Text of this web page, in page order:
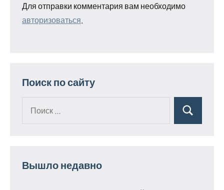
Для отправки комментария вам необходимо
авторизоваться
Поиск по сайту
Поиск
Вышло недавно